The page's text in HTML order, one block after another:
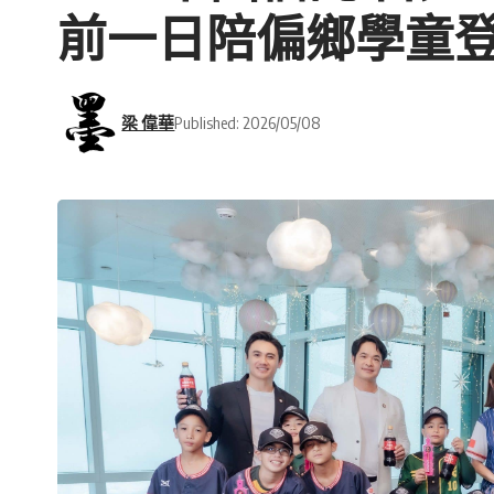
前一日陪偏鄉學童
梁 偉華Published: 2026/05/08